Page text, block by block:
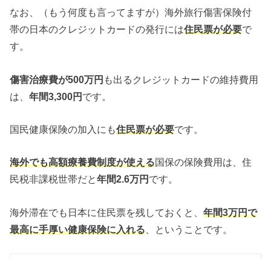
なお、（もう何度も言ってますが）海外旅行傷害保険付
帯の日本のクレジットカードの発行には住民票が必要で
す。
傷害治療費が500万円 も出るクレジットカードの維持費用
は、年間3,300円 です。
国民健康保険の加入にも住民票が必要です。
海外でも高額療養費制度が使える国保の保険費用は、住
民税非課税世帯だと年間2.6万円 です。
海外滞在でも日本に住民票を残しておくと、年間3万円で
最高に手厚い健康保険に入れる 、ということです。